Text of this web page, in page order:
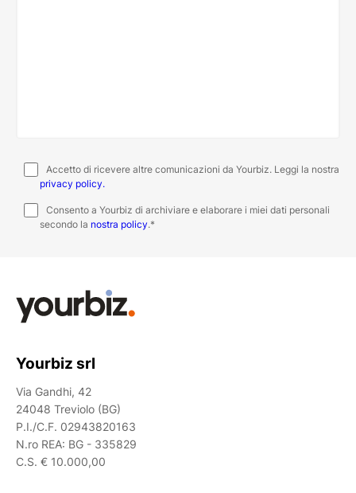
Accetto di ricevere altre comunicazioni da Yourbiz. Leggi la nostra
privacy policy.
Consento a Yourbiz di archiviare e elaborare i miei dati personali
secondo la nostra policy.*
Yourbiz srl
Via Gandhi, 42
24048 Treviolo (BG)
P.I./C.F. 02943820163
N.ro REA: BG - 335829
C.S. € 10.000,00